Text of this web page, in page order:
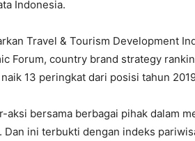
Indonesia.
Travel & Tourism Development
Forum, country brand strategy
13 peringkat dari posisi tahun
aksi bersama berbagai pihak dalam
Dan ini terbukti dengan indeks